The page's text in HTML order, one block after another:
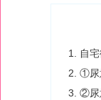
自
①尿
②尿